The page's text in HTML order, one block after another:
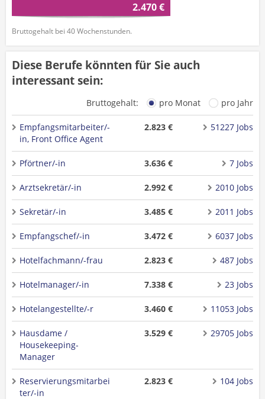
2.470 €
Bruttogehalt bei 40 Wochenstunden.
Diese Berufe könnten für Sie auch
interessant sein:
Bruttogehalt: pro Monat pro Jahr
Empfangsmitarbeiter/-
in, Front Office Agent
2.823 € 51227 Jobs
Pförtner/-in 3.636 € 7 Jobs
Arztsekretär/-in 2.992 € 2010 Jobs
Sekretär/-in 3.485 € 2011 Jobs
Empfangschef/-in 3.472 € 6037 Jobs
Hotelfachmann/-frau 2.823 € 487 Jobs
Hotelmanager/-in 7.338 € 23 Jobs
Hotelangestellte/-r 3.460 € 11053 Jobs
Hausdame /
Housekeeping-
Manager
3.529 € 29705 Jobs
Reservierungsmitarbei
ter/-in
2.823 € 104 Jobs